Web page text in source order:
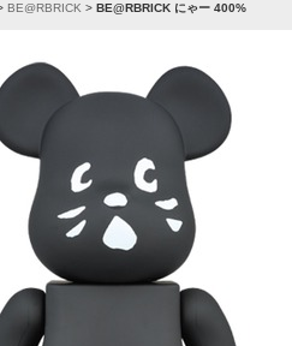
BE@RBRICK > BE@RBRICK にゃー 400%